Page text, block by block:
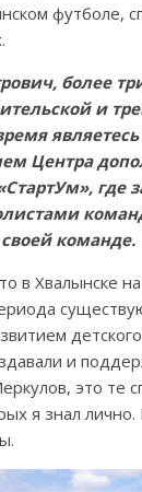
футболе,
более
и
Центра
где
команде.
в Хвалынске
и
это те
я знал